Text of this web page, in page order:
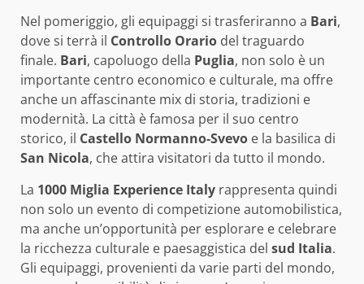
Nel pomeriggio, gli equipaggi si trasferiranno a Bari,
dove si terrà il Controllo Orario del traguardo
finale. Bari, capoluogo della Puglia, non solo è un
importante centro economico e culturale, ma offre
anche un affascinante mix di storia, tradizioni e
modernità. La città è famosa per il suo centro
storico, il Castello Normanno-Svevo e la basilica di
San Nicola, che attira visitatori da tutto il mondo.
La 1000 Miglia Experience Italy rappresenta quindi
non solo un evento di competizione automobilistica,
ma anche un’opportunità per esplorare e celebrare
la ricchezza culturale e paesaggistica del sud Italia.
Gli equipaggi, provenienti da varie parti del mondo,